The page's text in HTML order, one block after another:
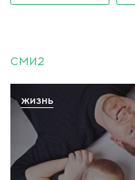
СМИ2
ЖИЗНЬ